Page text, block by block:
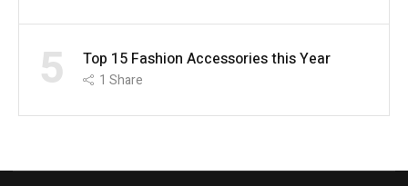
5 Top 15 Fashion Accessories this Year
1 Share